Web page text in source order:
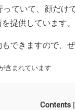
ていて、顔だけ
提供しています。
できますので、
含まれています
Contents [